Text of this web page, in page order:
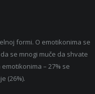
formi. O emotikonima se
se mnogi muče da shvate
– 27% se
(26%).